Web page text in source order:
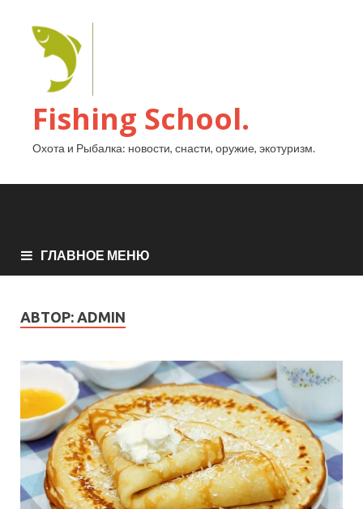
Fishing School.
Охота и Рыбалка: новости, снасти, оружие, экотуризм.
ГЛАВНОЕ МЕНЮ
АВТОР: ADMIN